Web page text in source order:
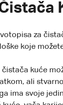
za
koje
čistača kuće
ali
ima svoje